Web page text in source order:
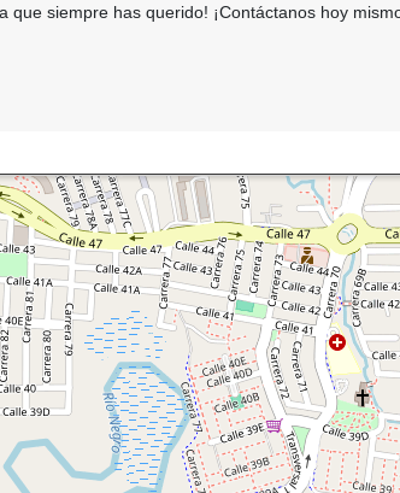
que siempre has querido! ¡Contáctanos hoy